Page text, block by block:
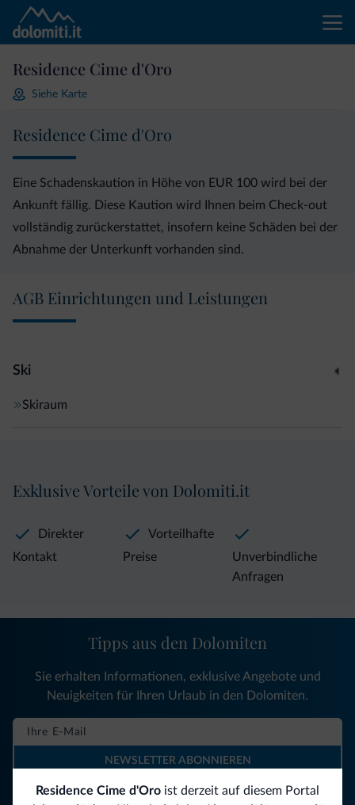
Residence Cime d'Oro
Siehe Karte
Residence Cime d'Oro
Eine Schadenskaution in Höhe von EUR 100 wird bei der
Ankunft fällig. Diese Kaution wird Ihnen beim Check-out
vollständig zurückerstattet, insofern keine Schäden bei der
Abnahme der Unterkunft vorhanden sind.
AGB Einrichtungen und Leistungen
Ski
Skiraum
Residence Cime d'Oro ist derzeit auf diesem Portal
Exklusive Vorteile von Dolomiti.it
Direkter
Kontakt
Vorteilhafte
Preise
Unverbindliche
Anfragen
Tipps aus den Dolomiten
Sie erhalten Informationen, exklusive Angebote und
Neuigkeiten für Ihren Urlaub in den Dolomiten.
NEWSLETTER ABONNIEREN